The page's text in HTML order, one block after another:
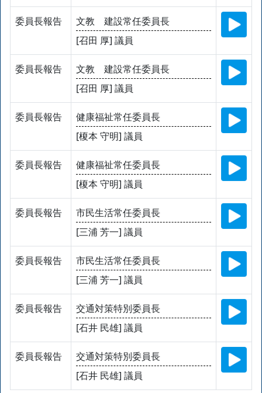
委員長報告
文教 建設常任委員長
[召田 厚] 議員
委員長報告
文教 建設常任委員長
[召田 厚] 議員
委員長報告
健康福祉常任委員長
[榎本 守明] 議員
委員長報告
健康福祉常任委員長
[榎本 守明] 議員
委員長報告
市民生活常任委員長
[三浦 芳一] 議員
委員長報告
市民生活常任委員長
[三浦 芳一] 議員
委員長報告
交通対策特別委員長
[石井 民雄] 議員
委員長報告
交通対策特別委員長
[石井 民雄] 議員